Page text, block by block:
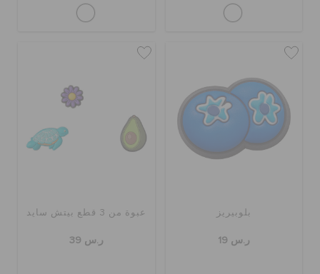
بلوبيريز
ر.س 19
عبوة من 3 قطع بيتش سايد
ر.س 39